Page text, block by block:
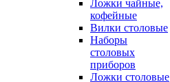
Ложки чайные,
кофейные
Вилки столовые
Наборы
столовых
приборов
Ложки столовые